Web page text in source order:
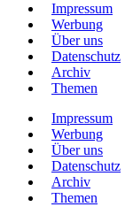
Impressum
Werbung
Über uns
Datenschutz
Archiv
Themen
Impressum
Werbung
Über uns
Datenschutz
Archiv
Themen